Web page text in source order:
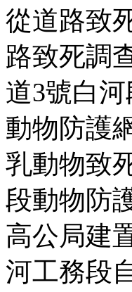
從道路致
路致死調
道3號白
動物防護
乳動物致
段動物防
高公局建
河工務段